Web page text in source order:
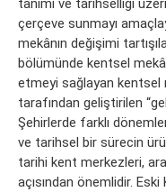
tanımı ve tarihselliği
çerçeve sunmayı
mekânın değişimi
bölümünde kentsel
etmeyi sağlayan
tarafından geliştirilen
Şehirlerde farklı
ve tarihsel bir sürecin
tarihi kent merkezleri,
açısından önemlidir.